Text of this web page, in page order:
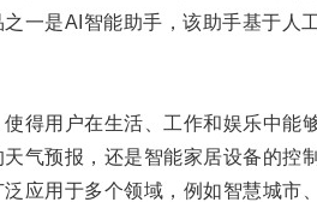
是AI智能助手，该助手基于人工
用户在生活、工作和娱乐中能够
预报，还是智能家居设备的控制
用于多个领域，例如智慧城市、